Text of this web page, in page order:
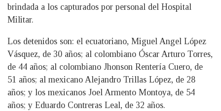
brindada a los capturados por personal del Hospital
Militar.
Los detenidos son: el ecuatoriano, Miguel Angel López
Vásquez, de 30 años; al colombiano Óscar Arturo Torres,
de 44 años; al colombiano Jhonson Rentería Cuero, de
51 años; al mexicano Alejandro Trillas López, de 28
años; y los mexicanos Joel Armento Montoya, de 54
años; y Eduardo Contreras Leal, de 32 años.